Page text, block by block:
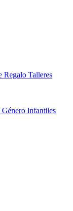
Regalo Talleres
Género Infantiles